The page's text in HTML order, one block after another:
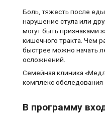
Боль, тяжесть после
нарушение стула или
могут быть признаками
кишечного тракта. Чем
быстрее можно начать
осложнений.
Семейная клиника
комплекс обследования
В программу